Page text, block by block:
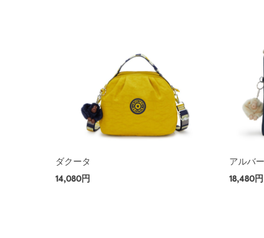
ダクータ
14,080円
アルバー
18,480円